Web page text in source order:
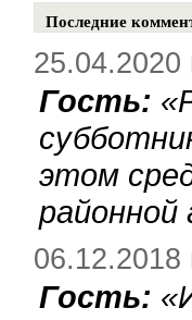
Последние
25.04.2020
Гость: «
этом
районной
06.12.2018
Гость: «